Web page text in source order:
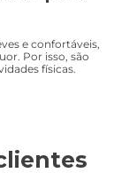
e confortáveis,
Por isso, são
físicas.